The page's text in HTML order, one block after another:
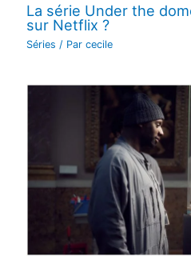
La série Under the
sur Netflix ?
Séries / Par cecile